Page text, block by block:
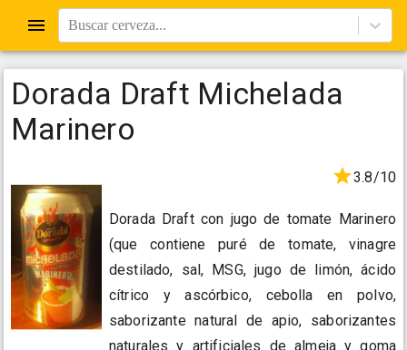
Buscar cerveza...
Dorada Draft Michelada
Marinero
3.8/10
Dorada Draft con jugo de tomate Marinero
(que contiene puré de tomate, vinagre
destilado, sal, MSG, jugo de limón, ácido
cítrico y ascórbico, cebolla en polvo,
saborizante natural de apio, saborizantes
naturales y artificiales de almeja y goma